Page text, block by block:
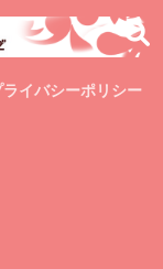
ライバシーポリシー